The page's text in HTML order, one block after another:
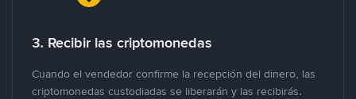
3. Recibir las criptomonedas
Cuando el vendedor confirme la recepción del dinero, las
criptomonedas custodiadas se liberarán y las recibirás.